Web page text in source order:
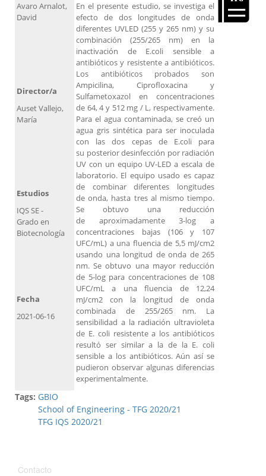
Avaro Arnalot,
David
En el presente estudio, se investiga el
efecto de dos longitudes de onda
diferentes UVLED (255 y 265 nm) y su
combinación (255/265 nm) en la
inactivación de E.coli sensible a
antibióticos y resistente a antibióticos.
Los antibióticos probados son
Ampicilina, Ciprofloxacina y
Sulfametoxazol en concentraciones
de 64, 4 y 512 mg / L, respectivamente.
Para el agua contaminada, se creó un
agua gris sintética para ser inoculada
con las dos cepas de E.coli para
su posterior desinfección por radiación
UV con un equipo UV-LED a escala de
laboratorio. El equipo usado es capaz
de combinar diferentes longitudes
de onda, hasta tres al mismo tiempo.
Se obtuvo una reducción
de aproximadamente 3-log a
concentraciones bajas (106 y 107
UFC/mL) a una fluencia de 5,5 mJ/cm2
usando una longitud de onda de 265
nm. Se obtuvo una mayor reducción
de 5-log para concentraciones de 108
UFC/mL a una fluencia de 12,24
mJ/cm2 con la longitud de onda
combinada de 255/265 nm. La
sensibilidad a la radiación ultravioleta
de E. coli resistente a los antibióticos
resultó ser similar a la de la E. coli
sensible a los antibióticos. Aún así se
pudieron observar algunas diferencias
experimentalmente.
Director/a
Auset Vallejo,
María
Estudios
IQS SE -
Grado en
Biotecnología
Fecha
2021-06-16
Tags: GBIO
School of Engineering - TFG 2020/21
TFG IQS 2020/21
Contacto